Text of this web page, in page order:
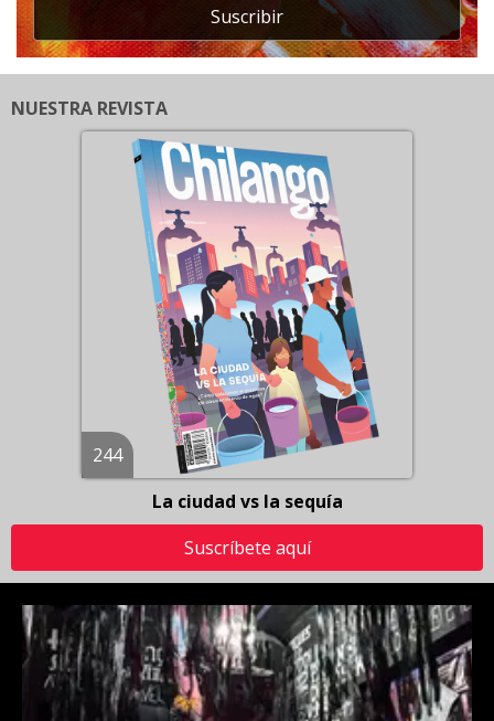
Suscribir
NUESTRA REVISTA
244
La ciudad vs la sequía
Suscríbete aquí